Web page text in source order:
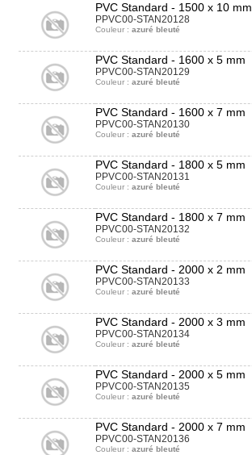
PVC Standard - 1500 x 10 mm
PPVC00-STAN20128
Couleur : azuré bleuté
PVC Standard - 1600 x 5 mm
PPVC00-STAN20129
Couleur : azuré bleuté
PVC Standard - 1600 x 7 mm
PPVC00-STAN20130
Couleur : azuré bleuté
PVC Standard - 1800 x 5 mm
PPVC00-STAN20131
Couleur : azuré bleuté
PVC Standard - 1800 x 7 mm
PPVC00-STAN20132
Couleur : azuré bleuté
PVC Standard - 2000 x 2 mm
PPVC00-STAN20133
Couleur : azuré bleuté
PVC Standard - 2000 x 3 mm
PPVC00-STAN20134
Couleur : azuré bleuté
PVC Standard - 2000 x 5 mm
PPVC00-STAN20135
Couleur : azuré bleuté
PVC Standard - 2000 x 7 mm
PPVC00-STAN20136
Couleur : azuré bleuté